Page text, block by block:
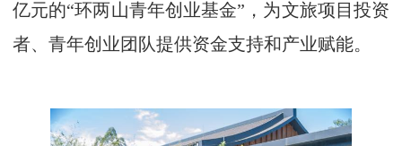
亿元的“环两山青年创业基金”，为文旅项目投资
者、青年创业团队提供资金支持和产业赋能。